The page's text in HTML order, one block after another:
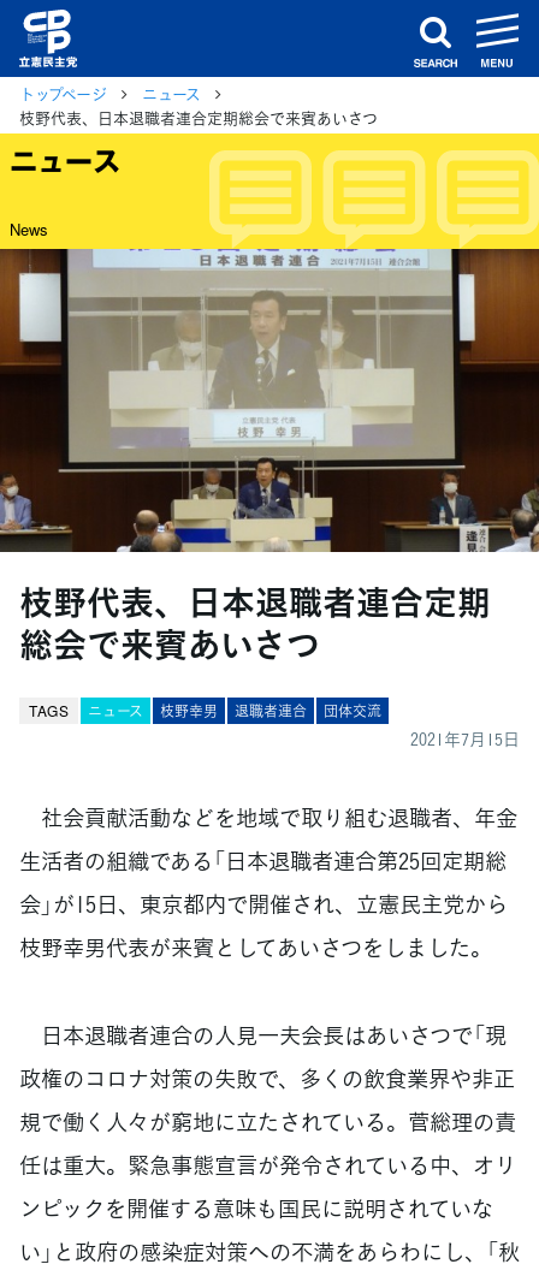
search
トップページ
ニュース
枝野代表、日本退職者連合定期総会で来賓あいさつ
ニュース
News
枝野代表、日本退職者連合定期
総会で来賓あいさつ
TAGS ニュース 枝野幸男 退職者連合 団体交流
2021年7月15日
社会貢献活動などを地域で取り組む退職者、年金
生活者の組織である「日本退職者連合第25回定期総
会」が15日、東京都内で開催され、立憲民主党から
枝野幸男代表が来賓としてあいさつをしました。
日本退職者連合の人見一夫会長はあいさつで「現
政権のコロナ対策の失敗で、多くの飲食業界や非正
規で働く人々が窮地に立たされている。菅総理の責
任は重大。緊急事態宣言が発令されている中、オリ
ンピックを開催する意味も国民に説明されていな
い」と政府の感染症対策への不満をあらわにし、「秋